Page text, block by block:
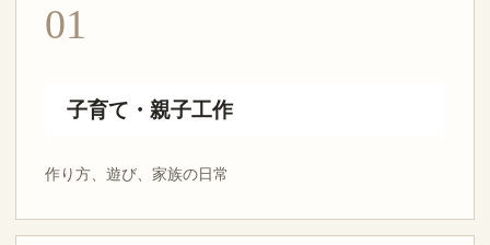
01
子育て・親子工作
作り方、遊び、家族の日常